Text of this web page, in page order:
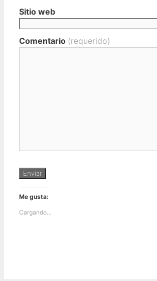
Sitio web
Comentario (requerido)
Enviar
Me gusta:
Cargando...